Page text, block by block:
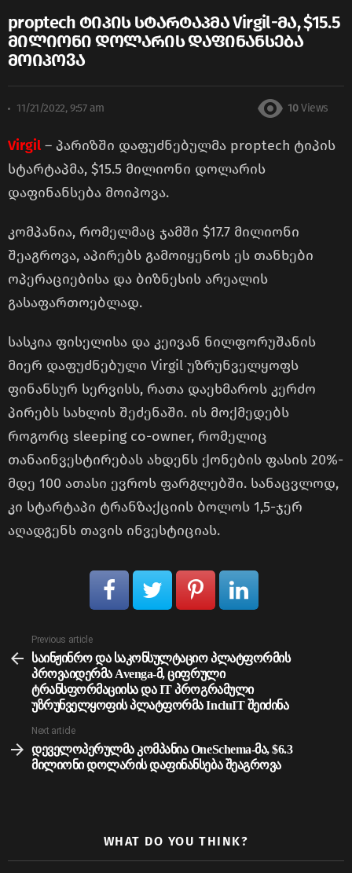
proptech ტიპის სტარტაპმა Virgil-მა, $15.5
მილიონი დოლარის დაფინანსება
მოიპოვა
11/21/2022, 9:57 am 10 Views
Virgil – პარიზში დაფუძნებულმა proptech ტიპის
სტარტაპმა, $15.5 მილიონი დოლარის
დაფინანსება მოიპოვა.
კომპანია, რომელმაც ჯამში $17.7 მილიონი
შეაგროვა, აპირებს გამოიყენოს ეს თანხები
ოპერაციებისა და ბიზნესის არეალის
გასაფართოებლად.
სასკია ფისელისა და კეივან ნილფორუშანის
მიერ დაფუძნებული Virgil უზრუნველყოფს
ფინანსურ სერვისს, რათა დაეხმაროს კერძო
პირებს სახლის შეძენაში. ის მოქმედებს
როგორც sleeping co-owner, რომელიც
თანაინვესტირებას ახდენს ქონების ფასის 20%-
მდე 100 ათასი ევროს ფარგლებში. სანაცვლოდ,
კი სტარტაპი ტრანზაქციის ბოლოს 1,5-ჯერ
აღადგენს თავის ინვესტიციას.
more
Previous article
საინჟინრო და საკონსულტაციო პლატფორმის
პროვაიდერმა Avenga-მ, ციფრული
ტრანსფორმაციისა და IT პროგრამული
უზრუნველყოფის პლატფორმა IncluIT შეიძინა
Next article
დეველოპერულმა კომპანია OneSchema-მა, $6.3
მილიონი დოლარის დაფინანსება შეაგროვა
WHAT DO YOU THINK?